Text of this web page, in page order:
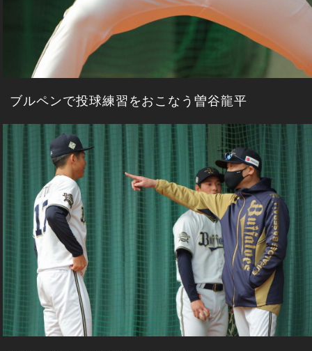
ブルペンで投球練習をおこなう曽谷龍平